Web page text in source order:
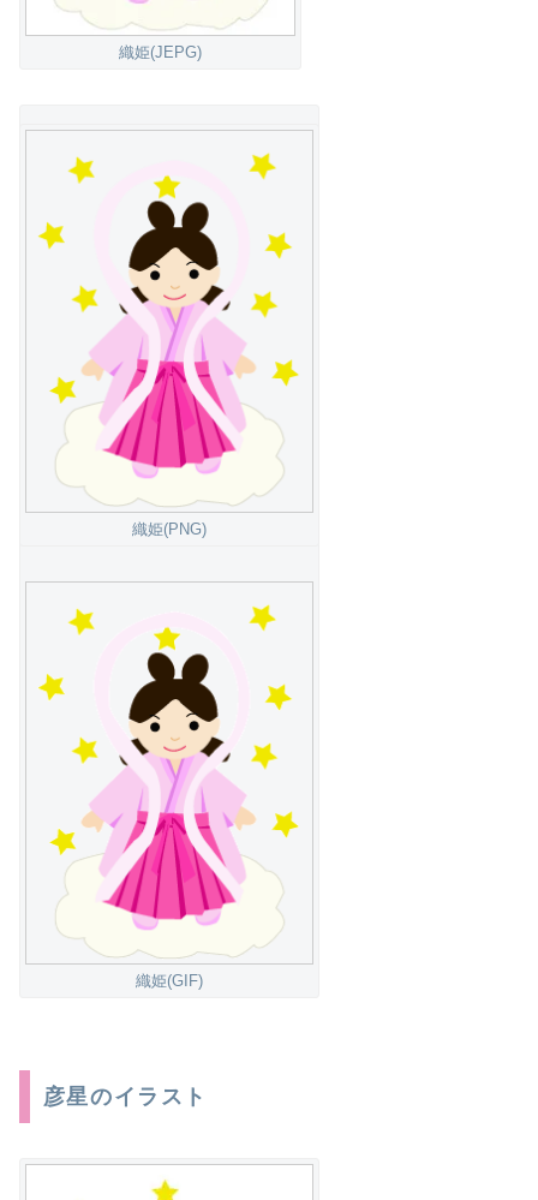
織姫(JEPG)
織姫(PNG)
織姫(GIF)
彦星のイラスト